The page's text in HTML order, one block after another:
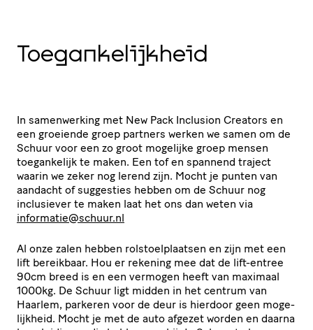
Toegan­ke­lijk­heid
In samen­wer­king met New Pack Inclusion Creators en
een groeiende groep partners werken we samen om de
Schuur voor een zo groot mogelijke groep mensen
toegan­ke­lijk te maken. Een tof en spannend traject
waarin we zeker nog lerend zijn. Mocht je punten van
aandacht of suggesties hebben om de Schuur nog
inclusiever te maken laat het ons dan weten via
informatie@​schuur.​nl
Al onze zalen hebben rolstoel­plaatsen en zijn met een
lift bereikbaar. Hou er rekening mee dat de lift-entree
90cm breed is en een vermogen heeft van maximaal
1000kg. De Schuur ligt midden in het centrum van
Haarlem, parkeren voor de deur is hierdoor geen moge­
lijk­heid. Mocht je met de auto afgezet worden en daarna